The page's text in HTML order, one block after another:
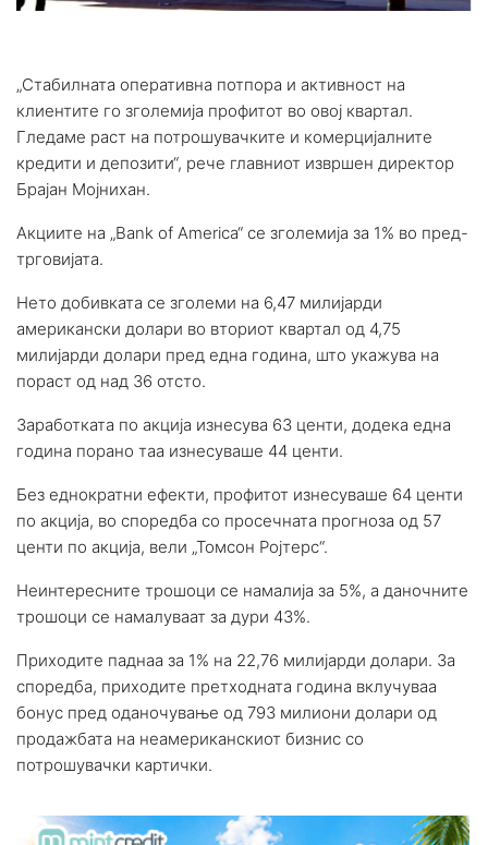
„Стабилната оперативна потпора и активност на
клиентите го зголемија профитот во овој квартал.
Гледаме раст на потрошувачките и комерцијалните
кредити и депозити“, рече главниот извршен директор
Брајан Мојнихан.
Акциите на „Bank of America“ се зголемија за 1% во пред-
трговијата.
Нето добивката се зголеми на 6,47 милијарди
американски долари во вториот квартал од 4,75
милијарди долари пред една година, што укажува на
пораст од над 36 отсто.
Заработката по акција изнесува 63 центи, додека една
година порано таа изнесуваше 44 центи.
Без еднократни ефекти, профитот изнесуваше 64 центи
по акција, во споредба со просечната прогноза од 57
центи по акција, вели „Томсон Ројтерс“.
Неинтересните трошоци се намалија за 5%, а даночните
трошоци се намалуваат за дури 43%.
Приходите паднаа за 1% на 22,76 милијарди долари. За
споредба, приходите претходната година вклучуваа
бонус пред оданочување од 793 милиони долари од
продажбата на неамериканскиот бизнис со
потрошувачки картички.